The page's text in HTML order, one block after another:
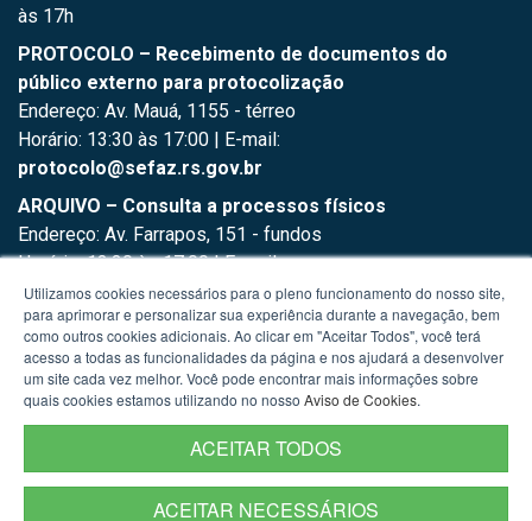
às 17h
PROTOCOLO – Recebimento de documentos do
público externo para protocolização
Endereço: Av. Mauá, 1155 - térreo
Horário: 13:30 às 17:00 | E-mail:
protocolo@sefaz.rs.gov.br
ARQUIVO – Consulta a processos físicos
Endereço: Av. Farrapos, 151 - fundos
Horário: 13:30 às 17:00 | E-mail:
arquivo.supad@sefaz.rs.gov.br
Utilizamos cookies necessários para o pleno funcionamento do nosso site,
para aprimorar e personalizar sua experiência durante a navegação, bem
como outros cookies adicionais. Ao clicar em "Aceitar Todos", você terá
acesso a todas as funcionalidades da página e nos ajudará a desenvolver
um site cada vez melhor. Você pode encontrar mais informações sobre
quais cookies estamos utilizando no nosso Aviso de Cookies.
ACEITAR TODOS
ACEITAR NECESSÁRIOS